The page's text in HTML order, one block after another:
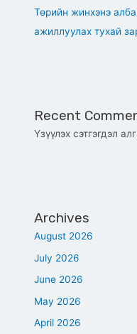
Төрийн жинхэнэ
ажиллуулах тухай
Recent
Үзүүлэх сэтгэгдэл
Archives
August 2026
July 2026
June 2026
May 2026
April 2026